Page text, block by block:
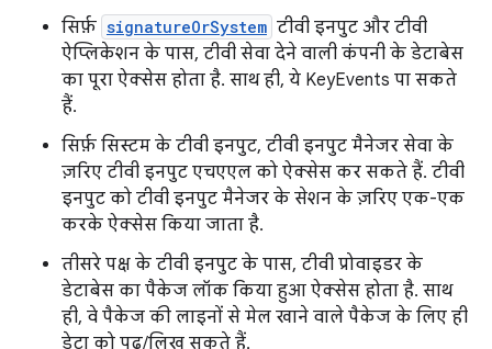
सिर्फ़ signatureOrSystem टीवी इनपुट और टीवी
ऐप्लिकेशन के पास, टीवी सेवा देने वाली कंपनी के डेटाबेस
का पूरा ऐक्सेस होता है. साथ ही, ये KeyEvents पा सकते
हैं.
सिर्फ़ सिस्टम के टीवी इनपुट, टीवी इनपुट मैनेजर सेवा के
ज़रिए टीवी इनपुट एचएएल को ऐक्सेस कर सकते हैं. टीवी
इनपुट को टीवी इनपुट मैनेजर के सेशन के ज़रिए एक-एक
करके ऐक्सेस किया जाता है.
तीसरे पक्ष के टीवी इनपुट के पास, टीवी प्रोवाइडर के
डेटाबेस का पैकेज लॉक किया हुआ ऐक्सेस होता है. साथ
ही, वे पैकेज की लाइनों से मेल खाने वाले पैकेज के लिए ही
डेटा को पढ़/लिख सकते हैं.